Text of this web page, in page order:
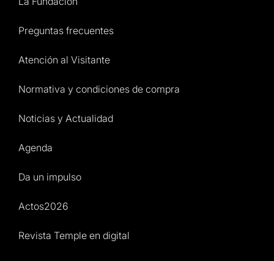
Preguntas frecuentes
Atención al Visitante
Normativa y condiciones de compra
Noticias y Actualidad
Agenda
Da un impulso
Actos2026
Revista Temple en digital